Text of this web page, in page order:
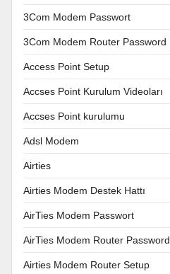
3Com Modem Passwort
3Com Modem Router Password
Access Point Setup
Accses Point Kurulum Videoları
Accses Point kurulumu
Adsl Modem
Airties
Airties Modem Destek Hattı
AirTies Modem Passwort
AirTies Modem Router Password
Airties Modem Router Setup